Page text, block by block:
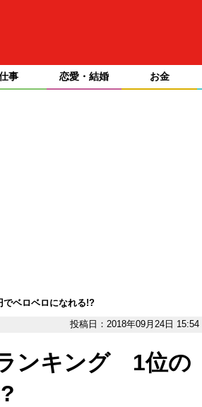
事 恋愛・結婚 お金
ベロベロになれる!?
投稿日：2018年09月24日 15:54
ンキング 1位の